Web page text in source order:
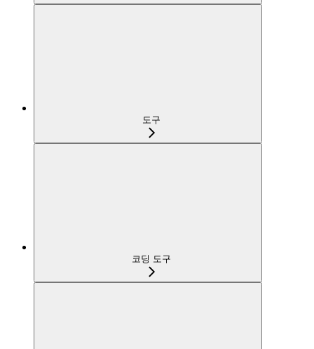
도구
코딩 도구